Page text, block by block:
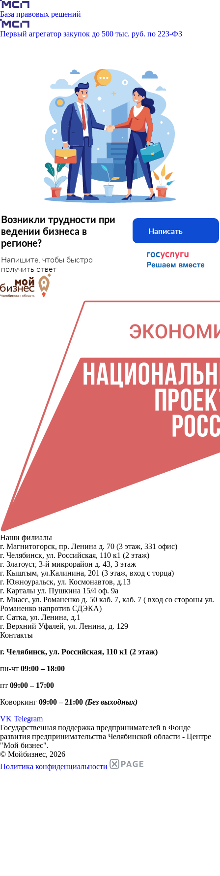
База правовых решений
Первый агрегатор закупок до 500 тыс. руб. по 223-ФЗ
Возникли трудности при
ведении бизнеса в
регионе?
Напишите, чтобы быстро
получить ответ
Написать
Наши филиалы
г. Магнитогорск, пр. Ленина д. 70 (3 этаж, 331 офис)
г. Челябинск, ул. Российская, 110 к1 (2 этаж)
г. Златоуст, 3-й микрорайон д. 43, 3 этаж
г. Кыштым, ул.Калинина, 201 (3 этаж, вход с торца)
г. Южноуральск, ул. Космонавтов, д.13
г. Карталы ул. Пушкина 15/4 оф. 9а
г. Миасс, ул. Романенко д. 50 каб. 7, каб. 7 ( вход со стороны ул.
Романенко напротив СДЭКА)
г. Сатка, ул. Ленина, д.1
г. Верхний Уфалей, ул. Ленина, д. 129
Контакты
г. Челябинск, ул. Российская, 110 к1 (2 этаж)
пн-чт 09:00 – 18:00
пт 09:00 – 17:00
Коворкинг 09:00 – 21:00 (Без выходных)
VK Telegram
Государственная поддержка предпринимателей в Фонде
развития предпринимательства Челябинской области - Центре
"Мой бизнес".
© Мойбизнес, 2026
Политика конфиденциальности